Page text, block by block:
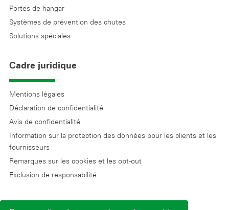
Portes de hangar
Systèmes de prévention des chutes
Solutions spéciales
Cadre juridique
Mentions légales
Déclaration de confidentialité
Avis de confidentialité
Information sur la protection des données pour les clients et les
fournisseurs
Remarques sur les cookies et les opt-out
Exclusion de responsabilité